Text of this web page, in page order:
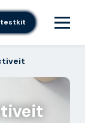
testkit